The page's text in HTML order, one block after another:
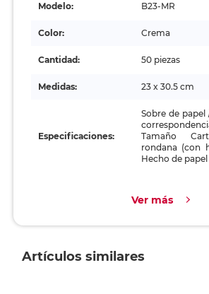
Modelo: B23-MR
Color: Crema
Cantidad: 50 piezas
Medidas: 23 x 30.5 cm
Especificaciones:
Sobre de
Tamaño
rondana (con
Hecho de papel
Ver más
Artículos similares